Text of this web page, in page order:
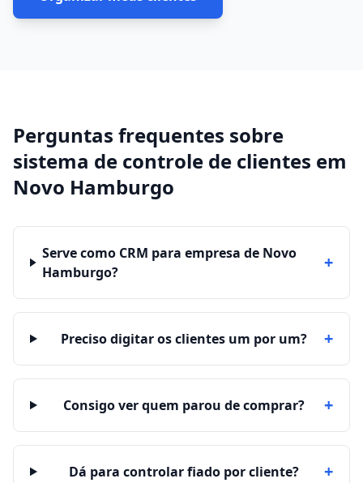
Perguntas frequentes sobre
sistema de controle de clientes em
Novo Hamburgo
Serve como CRM para empresa de Novo
Hamburgo?
+
Preciso digitar os clientes um por um? +
Consigo ver quem parou de comprar? +
Dá para controlar fiado por cliente? +